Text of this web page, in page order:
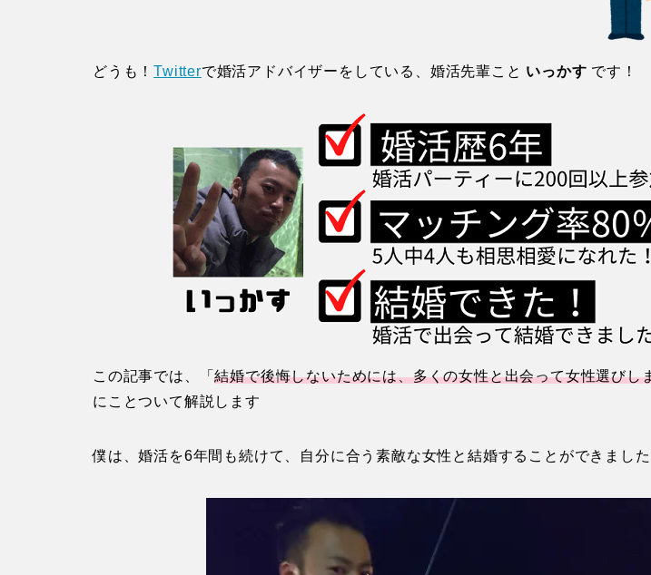
どうも！Twitterで婚活アドバイザーをしている、婚活先輩こと いっかす です！
この記事では、「結婚で後悔しないためには、多くの女性と出会って女性選びし
にことついて解説します
僕は、婚活を6年間も続けて、自分に合う素敵な女性と結婚することができました